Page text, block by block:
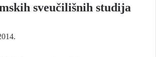
sveučilišnih studija